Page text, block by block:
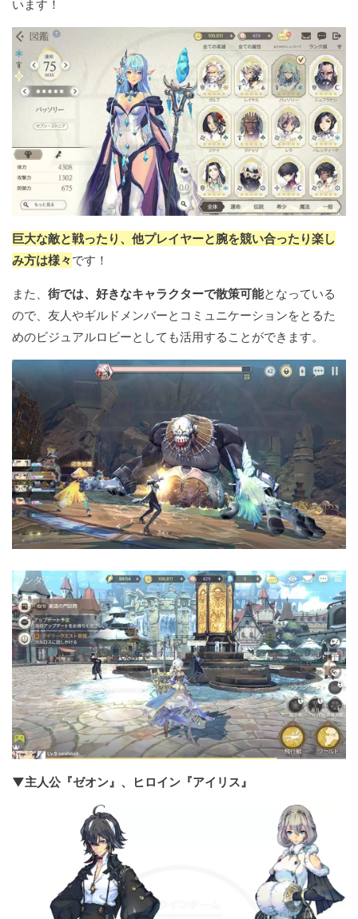
います！
巨大な敵と戦ったり、他プレイヤーと腕を競い合ったり楽し
み方は様々です！
また、 街では、好きなキャラクターで散策可能となっている
ので、友人やギルドメンバーとコミュニケーションをとるた
めのビジュアルロビーとしても活用することができます。
▼主人公『ゼオン』、ヒロイン『アイリス』